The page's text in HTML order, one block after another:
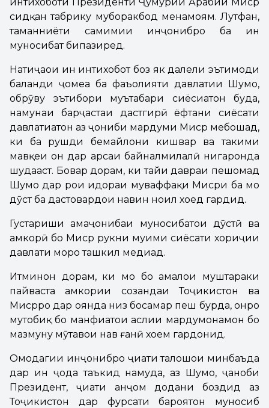
сидқан табрику муборакбод менамоям. Лутфан,
таманниёти самимии инҷонибро ба ин
муносибат бипазиред.
Натиҷаҳои ин интихобот боз як далели эътимоди
баланди ҷомеа ба фаъолияти давлатии Шумо,
обрӯву эътибори муътабари сиёсиатон буда,
намунаи барҷастаи дастгирӣ ёфтани сиёсати
давлатиатон аз ҷониби мардуми Миср мебошад,
ки ба рушди бемайлони кишвар ва таҳкими
мавқеи он дар арсаи байналмилалӣ нигаронда
шудааст. Бовар дорам, ки тайи давраи пешомад
Шумо дар роҳи идораи муваффақи Мисри ба мо
дӯст ба дастовардҳои навин ноил хоҳед гардид.
Густариши ҳамаҷонибаи муносибатҳои дӯстӣ ва
ҳамкорӣ бо Миср рукни муҳими сиёсати хориҷии
давлати моро ташкил медиҳад.
Итминон дорам, ки мо бо амалҳои муштараки
пайваста ҳамкории созандаи Тоҷикистон ва
Мисрро дар оянда низ босамар пеш бурда, онро
мутобиқ бо манфиатҳои аслии мардумонамон бо
мазмуну мӯҳтавои нав ғанӣ хоҳем гардонид.
Омодагии инҷонибро ҷиҳати талошҳои минбаъда
дар ин ҷода таъкид намуда, аз Шумо, ҷаноби
Президент, ҷиҳати анҷом додани боздид аз
Тоҷикистон дар фурсати бароятон муносиб